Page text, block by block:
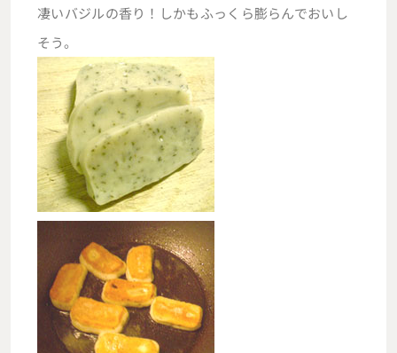
凄いバジルの香り！しかもふっくら膨らんでおいし
そう。